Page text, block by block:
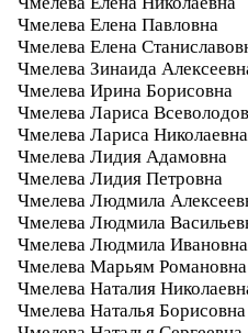
Чмелева Елена Павловна
Чмелева Елена
Чмелева Зинаида
Чмелева Ирина Борисовна
Чмелева Лариса
Чмелева Лариса Николаевна
Чмелева Лидия Адамовна
Чмелева Лидия Петровна
Чмелева Людмила
Чмелева Людмила
Чмелева Людмила Ивановна
Чмелева Марьям Романовна
Чмелева Наталия
Чмелева Наталья Борисовна